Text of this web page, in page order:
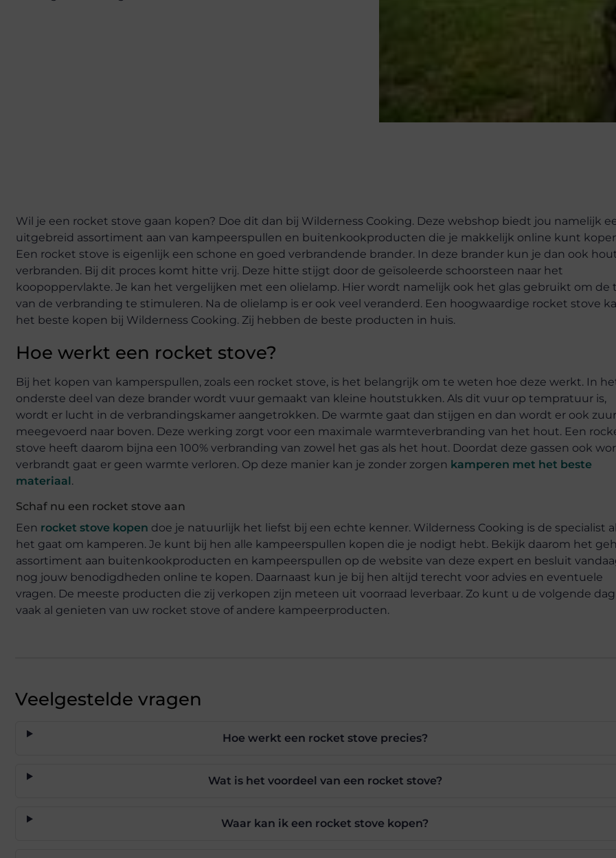
Wil je een rocket stove gaan kopen? Doe dit dan bij Wilderness Cooking. Deze webshop biedt jou namelijk
uitgebreid assortiment aan van kampeerspullen en buitenkookproducten die je makkelijk online kunt
Een rocket stove is eigenlijk een schone en goed verbrandende brander. In deze brander kun je dan ook
verbranden. Bij dit proces komt hitte vrij. Deze hitte stijgt door de geïsoleerde schoorsteen naar het
koopoppervlakte. Je kan het vergelijken met een olielamp. Hier wordt namelijk ook het glas gebruikt om de
van de verbranding te stimuleren. Na de olielamp is er ook veel veranderd. Een hoogwaardige rocket stove
het beste kopen bij Wilderness Cooking. Zij hebben de beste producten in huis.
Hoe werkt een rocket stove?
Bij het kopen van kamperspullen, zoals een rocket stove, is het belangrijk om te weten hoe deze werkt. In
onderste deel van deze brander wordt vuur gemaakt van kleine houtstukken. Als dit vuur op tempratuur is,
wordt er lucht in de verbrandingskamer aangetrokken. De warmte gaat dan stijgen en dan wordt er ook
meegevoerd naar boven. Deze werking zorgt voor een maximale warmteverbranding van het hout. Een
stove heeft daarom bijna een 100% verbranding van zowel het gas als het hout. Doordat deze gassen ook
verbrandt gaat er geen warmte verloren. Op deze manier kan je zonder zorgen kamperen met het beste
materiaal.
Schaf nu een rocket stove aan
Een rocket stove kopen doe je natuurlijk het liefst bij een echte kenner. Wilderness Cooking is de specialist
het gaat om kamperen. Je kunt bij hen alle kampeerspullen kopen die je nodigt hebt. Bekijk daarom het
assortiment aan buitenkookproducten en kampeerspullen op de website van deze expert en besluit
nog jouw benodigdheden online te kopen. Daarnaast kun je bij hen altijd terecht voor advies en eventuele
vragen. De meeste producten die zij verkopen zijn meteen uit voorraad leverbaar. Zo kunt u de volgende dag
vaak al genieten van uw rocket stove of andere kampeerproducten.
Veelgestelde vragen
Hoe werkt een rocket stove precies?
Wat is het voordeel van een rocket stove?
Waar kan ik een rocket stove kopen?